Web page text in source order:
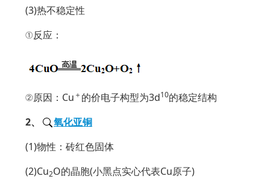
(3)热不稳定性
①反应：
②原因：Cu ＋ 的价电子构型为3d10的稳定结构
2、
氧化亚铜
(1)物性：砖红色固体
(2)Cu2O的晶胞(小黑点实心代表Cu原子)